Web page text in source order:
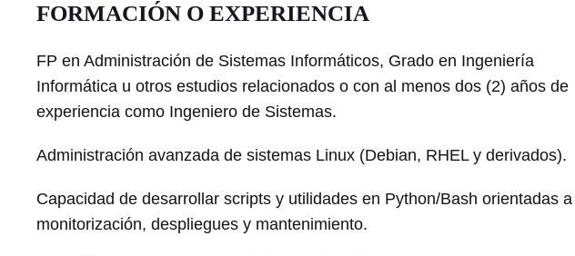
FORMACIÓN O EXPERIENCIA
FP en Administración de Sistemas Informáticos, Grado en Ingeniería
Informática u otros estudios relacionados o con al menos dos (2) años de
experiencia como Ingeniero de Sistemas.
Administración avanzada de sistemas Linux (Debian, RHEL y derivados).
Capacidad de desarrollar scripts y utilidades en Python/Bash orientadas a
monitorización, despliegues y mantenimiento.